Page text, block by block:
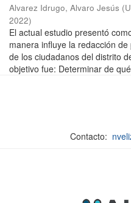
Alvarez Idrugo, Alvaro Jesús (
2022)
El actual estudio presentó
manera influye la redacción
de los ciudadanos del distrito
objetivo fue: Determinar de
Contacto: